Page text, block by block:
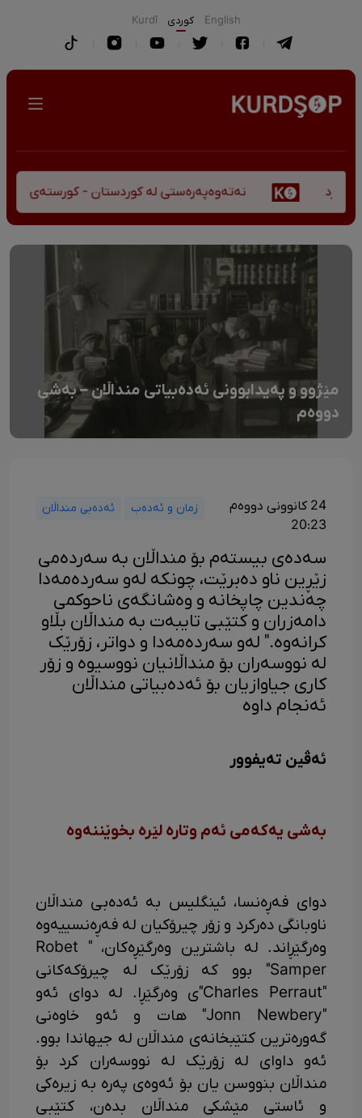
English كوردی Kurdî
نەتەوەپەرەستی لە کوردستان - کورستەی
مێژوو و پەیدابوونی ئەدەبیاتی منداڵان – بەشی
دووەم
24 کانوونی دووەم
20:23
زمان و ئەدەب ئەدەبی منداڵان
سەدەی بیستەم بۆ منداڵان بە سەردەمی
زێڕین ناو دەبرێت، چونکە لەو سەردەمەدا
چەندین چاپخانە و وەشانگەی ناحوکمی
دامەزران و کتێبی تایبەت بە منداڵان بڵاو
کرانەوە." لەو سەردەمەدا و دواتر، زۆرێک
لە نووسەران بۆ منداڵانیان نووسیوە و زۆر
کاری جیاوازیان بۆ ئەدەبیاتی منداڵان
ئەنجام داوە
ئەڤین تەیفوور
بەشی یەکەمی ئەم وتارە لێرە بخوێننەوە
دوای فەڕەنسا، ئینگلیس بە ئەدەبی منداڵان
ناوبانگی دەرکرد و زۆر چیرۆکیان لە فەڕەنسییەوە
وەرگێڕاند. لە باشترین وەرگێڕەکان، " Robet
Samper" بوو کە زۆرێک لە چیرۆکەکانی
"Charles Perraut"ی وەرگێڕا. لە دوای ئەو
"Jonn Newbery" هات و ئەو خاوەنی
گەورەترین کتێبخانەی منداڵان لە جیهاندا بوو.
ئەو داوای لە زۆرێک لە نووسەران کرد بۆ
منداڵان بنووسن یان بۆ ئەوەی پەرە بە زیرەکی
و ئاستی مێشکی منداڵان بدەن، کتێبی